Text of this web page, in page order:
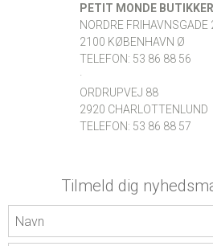
PETIT MONDE BUTIKKER
NORDRE FRIHAVNSGADE
2100 KØBENHAVN Ø
TELEFON: 53 86 88 56
·
ORDRUPVEJ 88
2920 CHARLOTTENLUND
TELEFON: 53 86 88 57
Tilmeld dig